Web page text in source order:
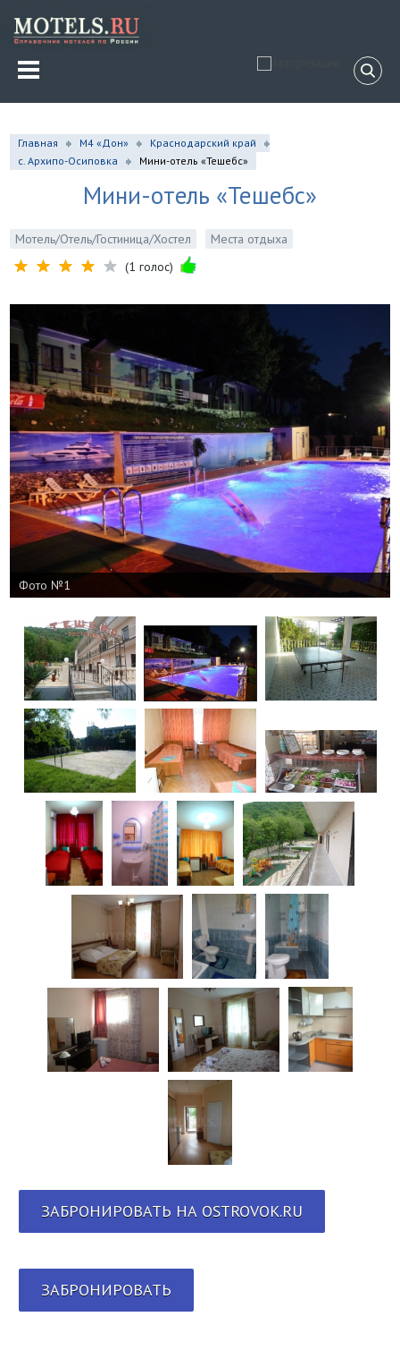
Главная М4 «Дон»
Краснодарский край
с. Архипо-Осиповка
Мини-отель «Тешебс»
Мини-отель «Тешебс»
Мотель/Отель/Гостиница/Хостел
Места отдыха
(1 голос)
Фото №1
ЗАБРОНИРОВАТЬ НА OSTROVOK.RU
ЗАБРОНИРОВАТЬ